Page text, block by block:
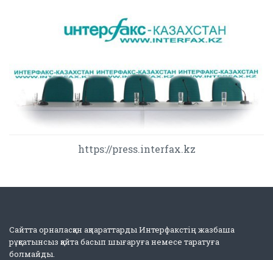
https://press.interfax.kz
Сайтта орналасқан ақпараттарды Интерфакстің жазбаша
рұқсатынсыз қайта басып шығаруға немесе таратуға
болмайды.